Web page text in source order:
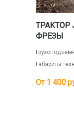
ТРАКТОР
ФРЕЗЫ
Габариты
От 1 400